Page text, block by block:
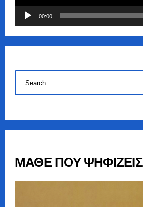
00:00
ΜΑΘΕ ΠΟΥ ΨΗΦΙΖΕΙΣ